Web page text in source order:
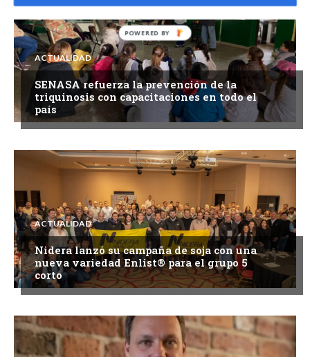
ACTUALIDAD
SENASA refuerza la prevención de la
triquinosis con capacitaciones en todo el
país
ACTUALIDAD
Nidera lanzó su campaña de soja con una
nueva variedad Enlist® para el grupo 5
corto